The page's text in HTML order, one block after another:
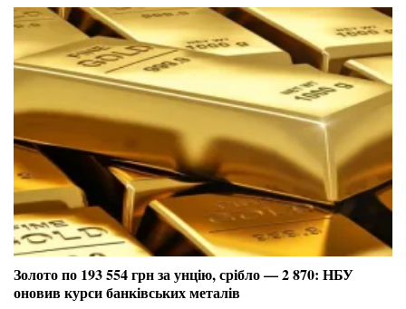
Золото по 193 554 грн за унцію, срібло — 2 870: НБУ
оновив курси банківських металів